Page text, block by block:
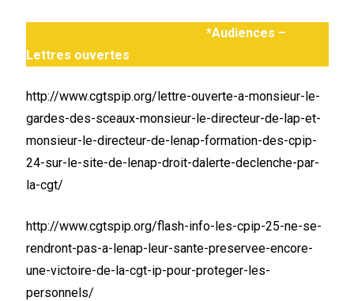
*Audiences –
Lettres ouvertes
http://www.cgtspip.org/lettre-ouverte-a-monsieur-le-
gardes-des-sceaux-monsieur-le-directeur-de-lap-et-
monsieur-le-directeur-de-lenap-formation-des-cpip-
24-sur-le-site-de-lenap-droit-dalerte-declenche-par-
la-cgt/
http://www.cgtspip.org/flash-info-les-cpip-25-ne-se-
rendront-pas-a-lenap-leur-sante-preservee-encore-
une-victoire-de-la-cgt-ip-pour-proteger-les-
personnels/